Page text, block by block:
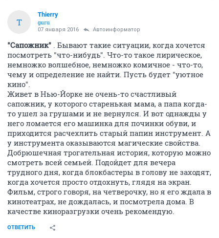
T
Thierry
guru
07 января 2016 Автоинформатор
"Сапожник" . Бывают такие ситуации, когда хочется
посмотреть "что-нибудь". Что-то такое лирическое,
немножко волшебное, немножко комичное - что-то,
чему и определение не найти. Пусть будет "уютное
кино".
Живет в Нью-Йорке не очень-то счастливый
сапожник, у которого старенькая мама, а папа когда-
то ушел за грушами и не вернулся. И вот однажды у
него ломается его машинка для починки обуви, и
приходится расчехлить старый папин инструмент. А
у инструмента оказываются магические свойства.
Добрюшечная трогательная история, которую можно
смотреть всей семьей. Подойдет для вечера
трудного дня, когда блокбастеры в голову не заходят,
когда хочется просто отдохнуть, глядя на экран.
Фильм, строго говоря, на четверочку, но я его ждала в
кинотеатрах, не дождалась, и посмотрела дома. В
качестве киноразгрузки очень рекомендую.
ОТВЕТИТЬ